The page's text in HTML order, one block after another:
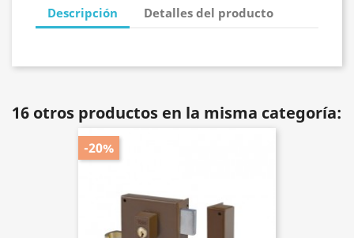
Descripción Detalles del producto
16 otros productos en la misma categoría:
-20%